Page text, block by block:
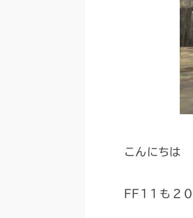
こんにちは
FF1１も２